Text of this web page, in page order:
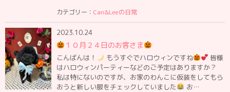
カテゴリー： Can&Leeの日常
2023.10.24
１０月２４日のお客さま
こんばんは！ もうすぐでハロウィンですね
皆様
はハロウィンパーティーなどのご予定はありますか？
私は特にないのですが、お家のわんこに仮装をしてもら
おうと新しい服をチェックしていました
お…